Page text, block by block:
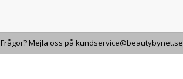
Frågor? Mejla oss på kundservice@beautybynet.se